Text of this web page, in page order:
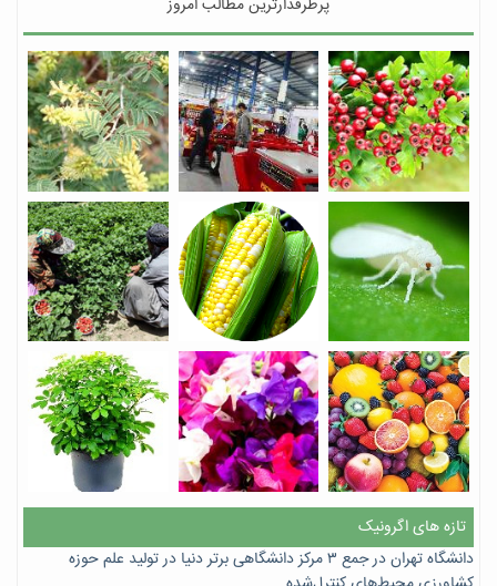
پرطرفدارترین مطالب امروز
تازه های اگرونیک
دانشگاه تهران در جمع ۳ مرکز دانشگاهی برتر دنیا در تولید علم حوزه